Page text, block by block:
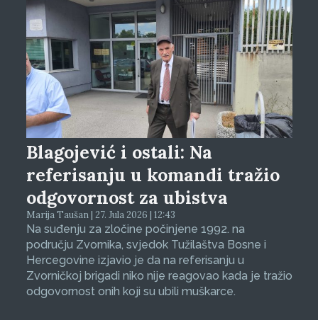
Blagojević i ostali: Na
referisanju u komandi tražio
odgovornost za ubistva
Marija Taušan | 27. Jula 2026 | 12:43
Na suđenju za zločine počinjene 1992. na
području Zvornika, svjedok Tužilaštva Bosne i
Hercegovine izjavio je da na referisanju u
Zvorničkoj brigadi niko nije reagovao kada je tražio
odgovornost onih koji su ubili muškarce.